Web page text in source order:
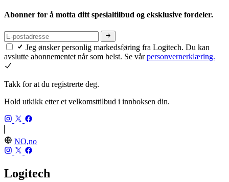
Abonner for å motta ditt spesialtilbud og eksklusive fordeler.
Jeg ønsker personlig markedsføring fra Logitech. Du kan
avslutte abonnementet når som helst. Se vårpersonvernerklæring.
Takk for at du registrerte deg.
Hold utkikk etter et velkomsttilbud i innboksen din.
NO,no
Logitech